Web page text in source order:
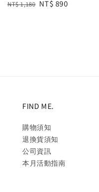
Regular
NT$ 1,180 Sale
NT$ 890
FIND ME.
購物須知
退換貨須知
公司資訊
本月活動指南